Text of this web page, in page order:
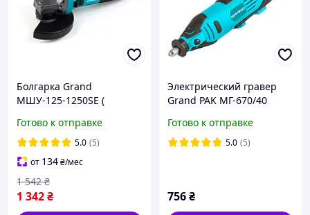
Болгарка Grand
МШУ-125-1250SE (
оборотов, компенсатор
мощности)
Готово к отправке
5.0 (5)
от 134₴/мес
1 342₴
1 542 ₴
Электрический гравер
Grand PAK МГ-670/40
24000-35000 об/мин)
Готово к отправке
5.0 (5)
756₴